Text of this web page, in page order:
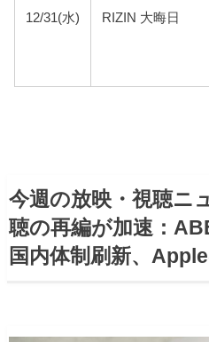
12/31(水) RIZIN 大晦日
今週の放映・視聴ニ
聴の再編が加速：
国内体制刷新、